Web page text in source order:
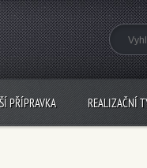
PŘÍPRAVKA REALIZAČNÍ